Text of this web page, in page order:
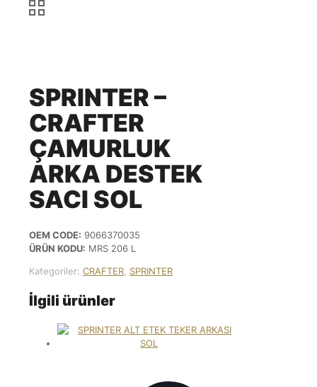
SPRINTER –
CRAFTER
ÇAMURLUK
ARKA DESTEK
SACI SOL
OEM CODE: 9066370035
ÜRÜN KODU: MRS 206 L
Kategoriler: CRAFTER SPRINTER
İlgili ürünler